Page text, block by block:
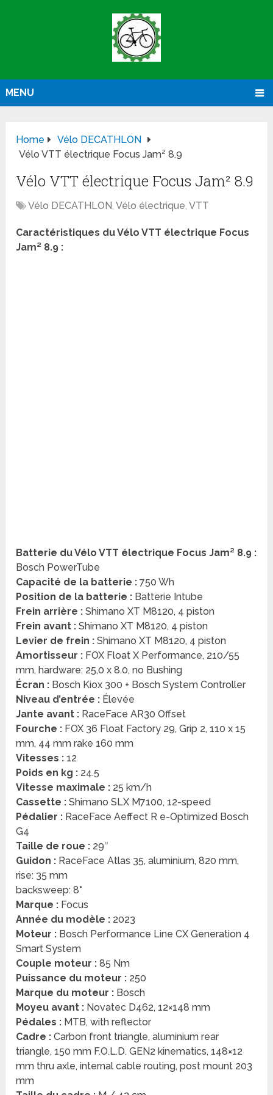
MENU
Home
Vélo DECATHLON
Vélo VTT électrique Focus Jam² 8.9
Vélo VTT électrique Focus Jam² 8.9
Vélo DECATHLON,Vélo électrique,VTT
Caractéristiques du Vélo VTT électrique Focus
Jam² 8.9 :
Batterie du Vélo VTT électrique Focus Jam² 8.9 :
Bosch PowerTube
Capacité de la batterie : 750 Wh
Position de la batterie : Batterie Intube
Frein arrière : Shimano XT M8120, 4 piston
Frein avant : Shimano XT M8120, 4 piston
Levier de frein :Shimano XT M8120, 4 piston
Amortisseur : FOX Float X Performance, 210/55
mm, hardware: 25,0 x 8.0, no Bushing
Écran : Bosch Kiox 300 + Bosch System Controller
Niveau d’entrée : Élevée
Jante avant : RaceFace AR30 Offset
Fourche : FOX 36 Float Factory 29, Grip 2, 110 x 15
mm, 44 mm rake 160 mm
Vitesses : 12
Poids en kg : 24.5
Vitesse maximale : 25 km/h
Cassette : Shimano SLX M7100, 12-speed
Pédalier : RaceFace Aeffect R e-Optimized Bosch
G4
Taille de roue : 29″
Guidon : RaceFace Atlas 35, aluminium, 820 mm,
rise: 35 mm
backsweep: 8°
Marque : Focus
Année du modèle : 2023
Moteur : Bosch Performance Line CX Generation 4
Smart System
Couple moteur :85 Nm
Puissance du moteur : 250
Marque du moteur : Bosch
Moyeu avant : Novatec D462, 12×148 mm
Pédales : MTB, with reflector
Cadre : Carbon front triangle, aluminium rear
triangle, 150 mm F.O.L.D. GEN2 kinematics, 148×12
mm thru axle, internal cable routing, post mount 203
mm